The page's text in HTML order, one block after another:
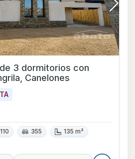
3 dormitorios con
Canelones
110 355
135 m²